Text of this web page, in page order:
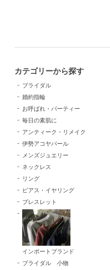
カテゴリーから探す
ブライダル
婚約指輪
お呼ばれ・パーティー
毎日の素肌に
アンティーク・リメイク
伊勢アコヤパール
メンズジュエリー
ネックレス
リング
ピアス・イヤリング
ブレスレット
インポートブランド
ブライダル 小物